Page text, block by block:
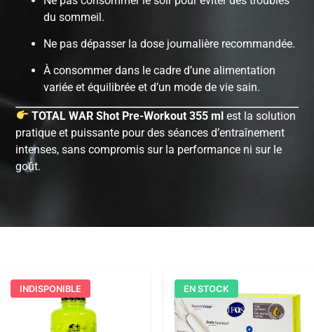
du sommeil.
Ne pas dépasser la dose journalière recommandée.
À consommer dans le cadre d’une alimentation
variée et équilibrée et d’un mode de vie sain.
TOTAL WAR Shot Pre-Workout 355 mlest la solution
pratique et puissante pour des séances d’entraînement
intenses, sans compromis sur la performance ni sur le
goût.
INDISPONIBLE EN STOCK